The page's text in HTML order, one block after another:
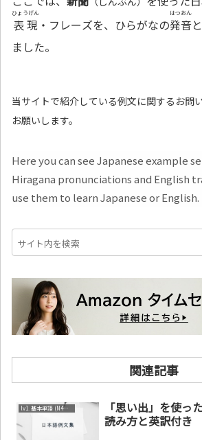
表現
ひょうげん
・フレーズを、ひらがなの発音
はつおん
と
ました。
当サイトで紹介している例文に関するお問
お願いします。
Here you can see Japanese example
Hiragana pronunciations and English
use them to learn Japanese or English.
関連記事
lv1. 基本単語 (N4～N5)
「思い出」を使っ
読み方と英訳付き